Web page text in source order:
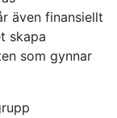
även finansiellt
skapa
som gynnar